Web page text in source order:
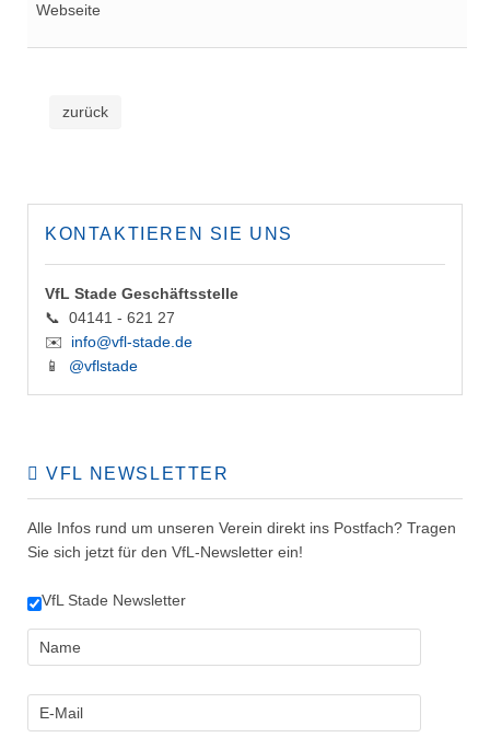
Webseite
zurück
KONTAKTIEREN SIE UNS
VfL Stade Geschäftsstelle
📞 04141 - 621 27
✉️ info@vfl-stade.de
📱 @vflstade
VFL NEWSLETTER
Alle Infos rund um unseren Verein direkt ins Postfach? Tragen
Sie sich jetzt für den VfL-Newsletter ein!
VfL Stade Newsletter